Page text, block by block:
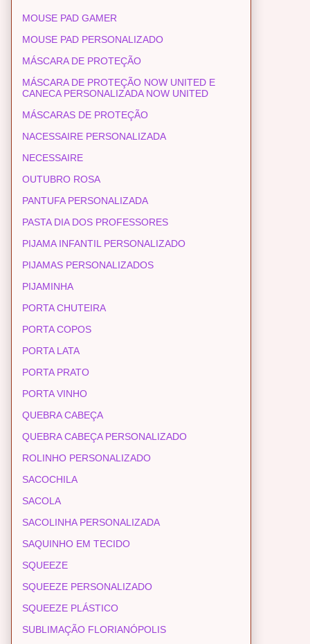
MOUSE PAD GAMER
MOUSE PAD PERSONALIZADO
MÁSCARA DE PROTEÇÃO
MÁSCARA DE PROTEÇÃO NOW UNITED E
CANECA PERSONALIZADA NOW UNITED
MÁSCARAS DE PROTEÇÃO
NACESSAIRE PERSONALIZADA
NECESSAIRE
OUTUBRO ROSA
PANTUFA PERSONALIZADA
PASTA DIA DOS PROFESSORES
PIJAMA INFANTIL PERSONALIZADO
PIJAMAS PERSONALIZADOS
PIJAMINHA
PORTA CHUTEIRA
PORTA COPOS
PORTA LATA
PORTA PRATO
PORTA VINHO
QUEBRA CABEÇA
QUEBRA CABEÇA PERSONALIZADO
ROLINHO PERSONALIZADO
SACOCHILA
SACOLA
SACOLINHA PERSONALIZADA
SAQUINHO EM TECIDO
SQUEEZE
SQUEEZE PERSONALIZADO
SQUEEZE PLÁSTICO
SUBLIMAÇÃO FLORIANÓPOLIS